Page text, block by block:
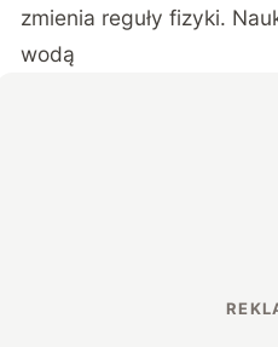
zmienia reguły fizyki.
wodą